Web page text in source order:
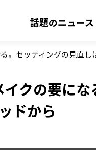
話題のニュース
。セッティングの見直
クの要にな
ドから